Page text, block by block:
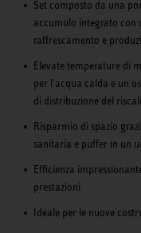
Set composto da una
accumulo integrato con
raffrescamento e
Elevate temperature di
per l'acqua calda e un
di distribuzione del
Risparmio di spazio
sanitaria e puffer in un
Efficienza
prestazioni
Ideale per le nuove